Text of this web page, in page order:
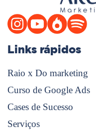
Links rápidos
Raio x Do marketing
Curso de Google Ads
Cases de Sucesso
Serviços